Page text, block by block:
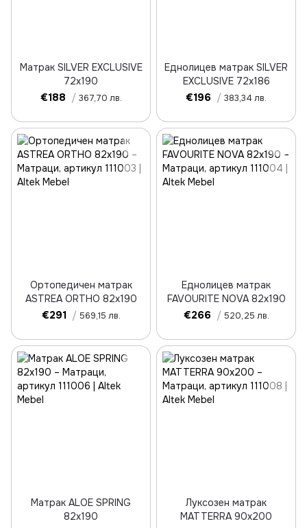
Матрак SILVER EXCLUSIVE
72x190
€188 / 367,70 лв.
Еднолицев матрак SILVER
EXCLUSIVE 72x186
€196 / 383,34 лв.
Ортопедичен матрак
ASTREA ORTHO 82x190
€291 / 569,15 лв.
Еднолицев матрак
FAVOURITE NOVA 82x190
€266 / 520,25 лв.
Матрак ALOE SPRING
82x190
Луксозен матрак
MATTERRA 90x200